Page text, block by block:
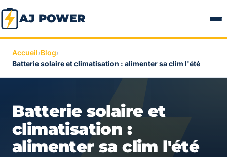
AJ POWER
Accueil›Blog›
Batterie solaire et climatisation : alimenter sa clim l'été
Batterie solaire et
climatisation :
alimenter sa clim l'été